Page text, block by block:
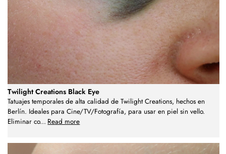
Twilight Creations Black Eye
Tatuajes temporales de alta calidad de Twilight Creations, hechos en
Berlín. Ideales para Cine/TV/Fotografía, para usar en piel sin vello.
Eliminar co... Read more